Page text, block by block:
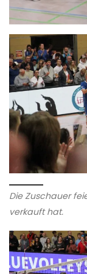
Die Zuschauer
verkauft hat.